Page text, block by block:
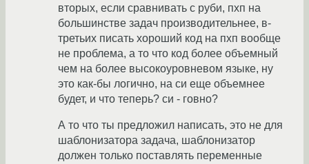
вторых, если сравнивать с руби, пхп на
большинстве задач производительнее, в-
третьих писать хороший код на пхп вообще
не проблема, а то что код более объемный
чем на более высокоуровневом языке, ну
это как-бы логично, на си еще объемнее
будет, и что теперь? си - говно?
А то что ты предложил написать, это не для
шаблонизатора задача, шаблонизатор
должен только поставлять переменные